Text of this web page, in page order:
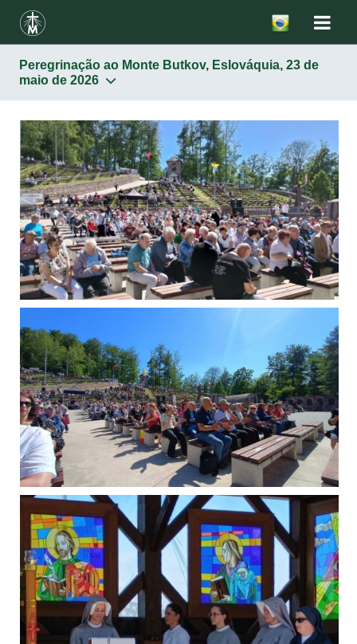
Peregrinação ao Monte Butkov, Eslováquia, 23 de
maio de 2026